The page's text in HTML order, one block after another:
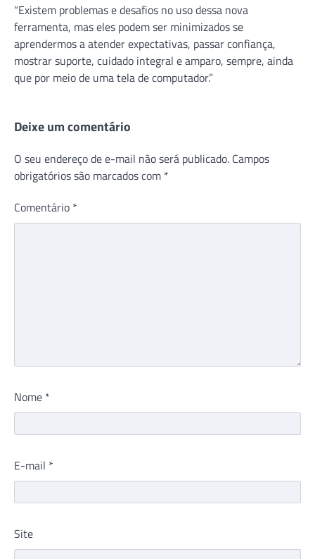
“Existem problemas e desafios no uso dessa nova
ferramenta, mas eles podem ser minimizados se
aprendermos a atender expectativas, passar confiança,
mostrar suporte, cuidado integral e amparo, sempre, ainda
que por meio de uma tela de computador.”
Deixe um comentário
O seu endereço de e-mail não será publicado. Campos
obrigatórios são marcados com *
Comentário *
Nome *
E-mail *
Site